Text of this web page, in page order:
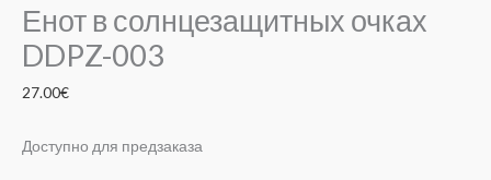
Енот в солнцезащитных очках
DDPZ-003
27.00€
Доступно для предзаказа
солнцезащитных
очках
DDPZ-
003